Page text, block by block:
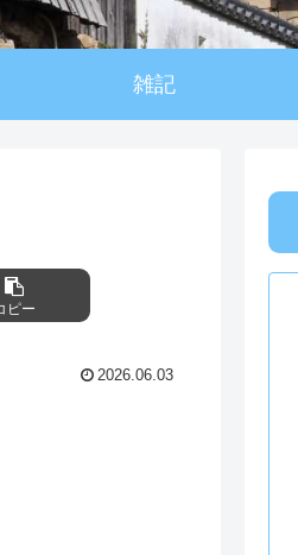
雑記
ピー
2026.06.03